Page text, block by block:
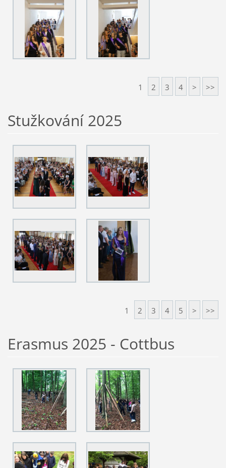
1 2 3 4 > >>
Stužkování 2025
1 2 3 4 5 > >>
Erasmus 2025 - Cottbus